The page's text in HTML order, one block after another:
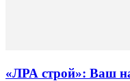
«ЛРА строй»: Ваш